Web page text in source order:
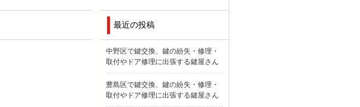
最近の投稿
中野区で鍵交換、鍵の紛失・修理・
取付やドア修理に出張する鍵屋さん
豊島区で鍵交換、鍵の紛失・修理・
取付やドア修理に出張する鍵屋さん